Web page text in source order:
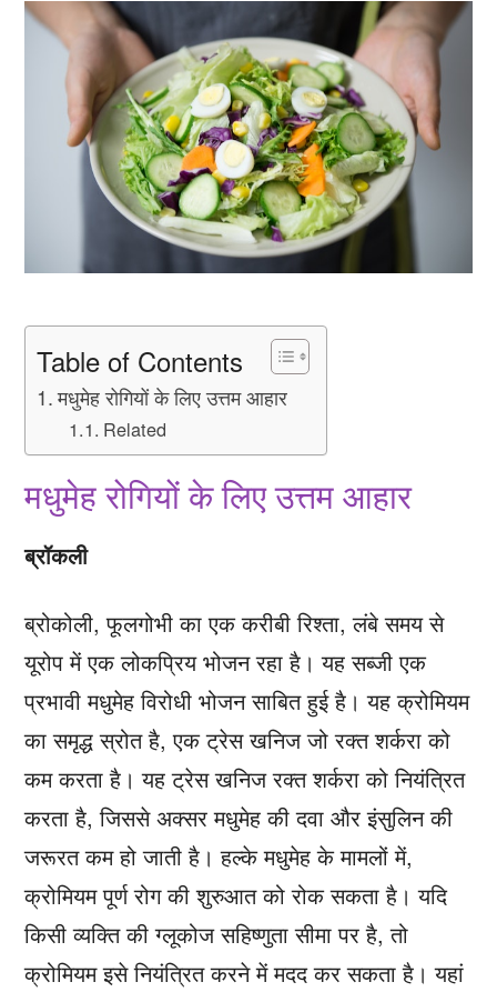
Table of Contents
मधुमेह रोगियों के लिए उत्तम आहार
Related
मधुमेह रोगियों के लिए उत्तम आहार
ब्रॉकली
ब्रोकोली, फूलगोभी का एक करीबी रिश्ता, लंबे समय से
यूरोप में एक लोकप्रिय भोजन रहा है। यह सब्जी एक
प्रभावी मधुमेह विरोधी भोजन साबित हुई है। यह क्रोमियम
का समृद्ध स्रोत है, एक ट्रेस खनिज जो रक्त शर्करा को
कम करता है। यह ट्रेस खनिज रक्त शर्करा को नियंत्रित
करता है, जिससे अक्सर मधुमेह की दवा और इंसुलिन की
जरूरत कम हो जाती है। हल्के मधुमेह के मामलों में,
क्रोमियम पूर्ण रोग की शुरुआत को रोक सकता है। यदि
किसी व्यक्ति की ग्लूकोज सहिष्णुता सीमा पर है, तो
क्रोमियम इसे नियंत्रित करने में मदद कर सकता है। यहां